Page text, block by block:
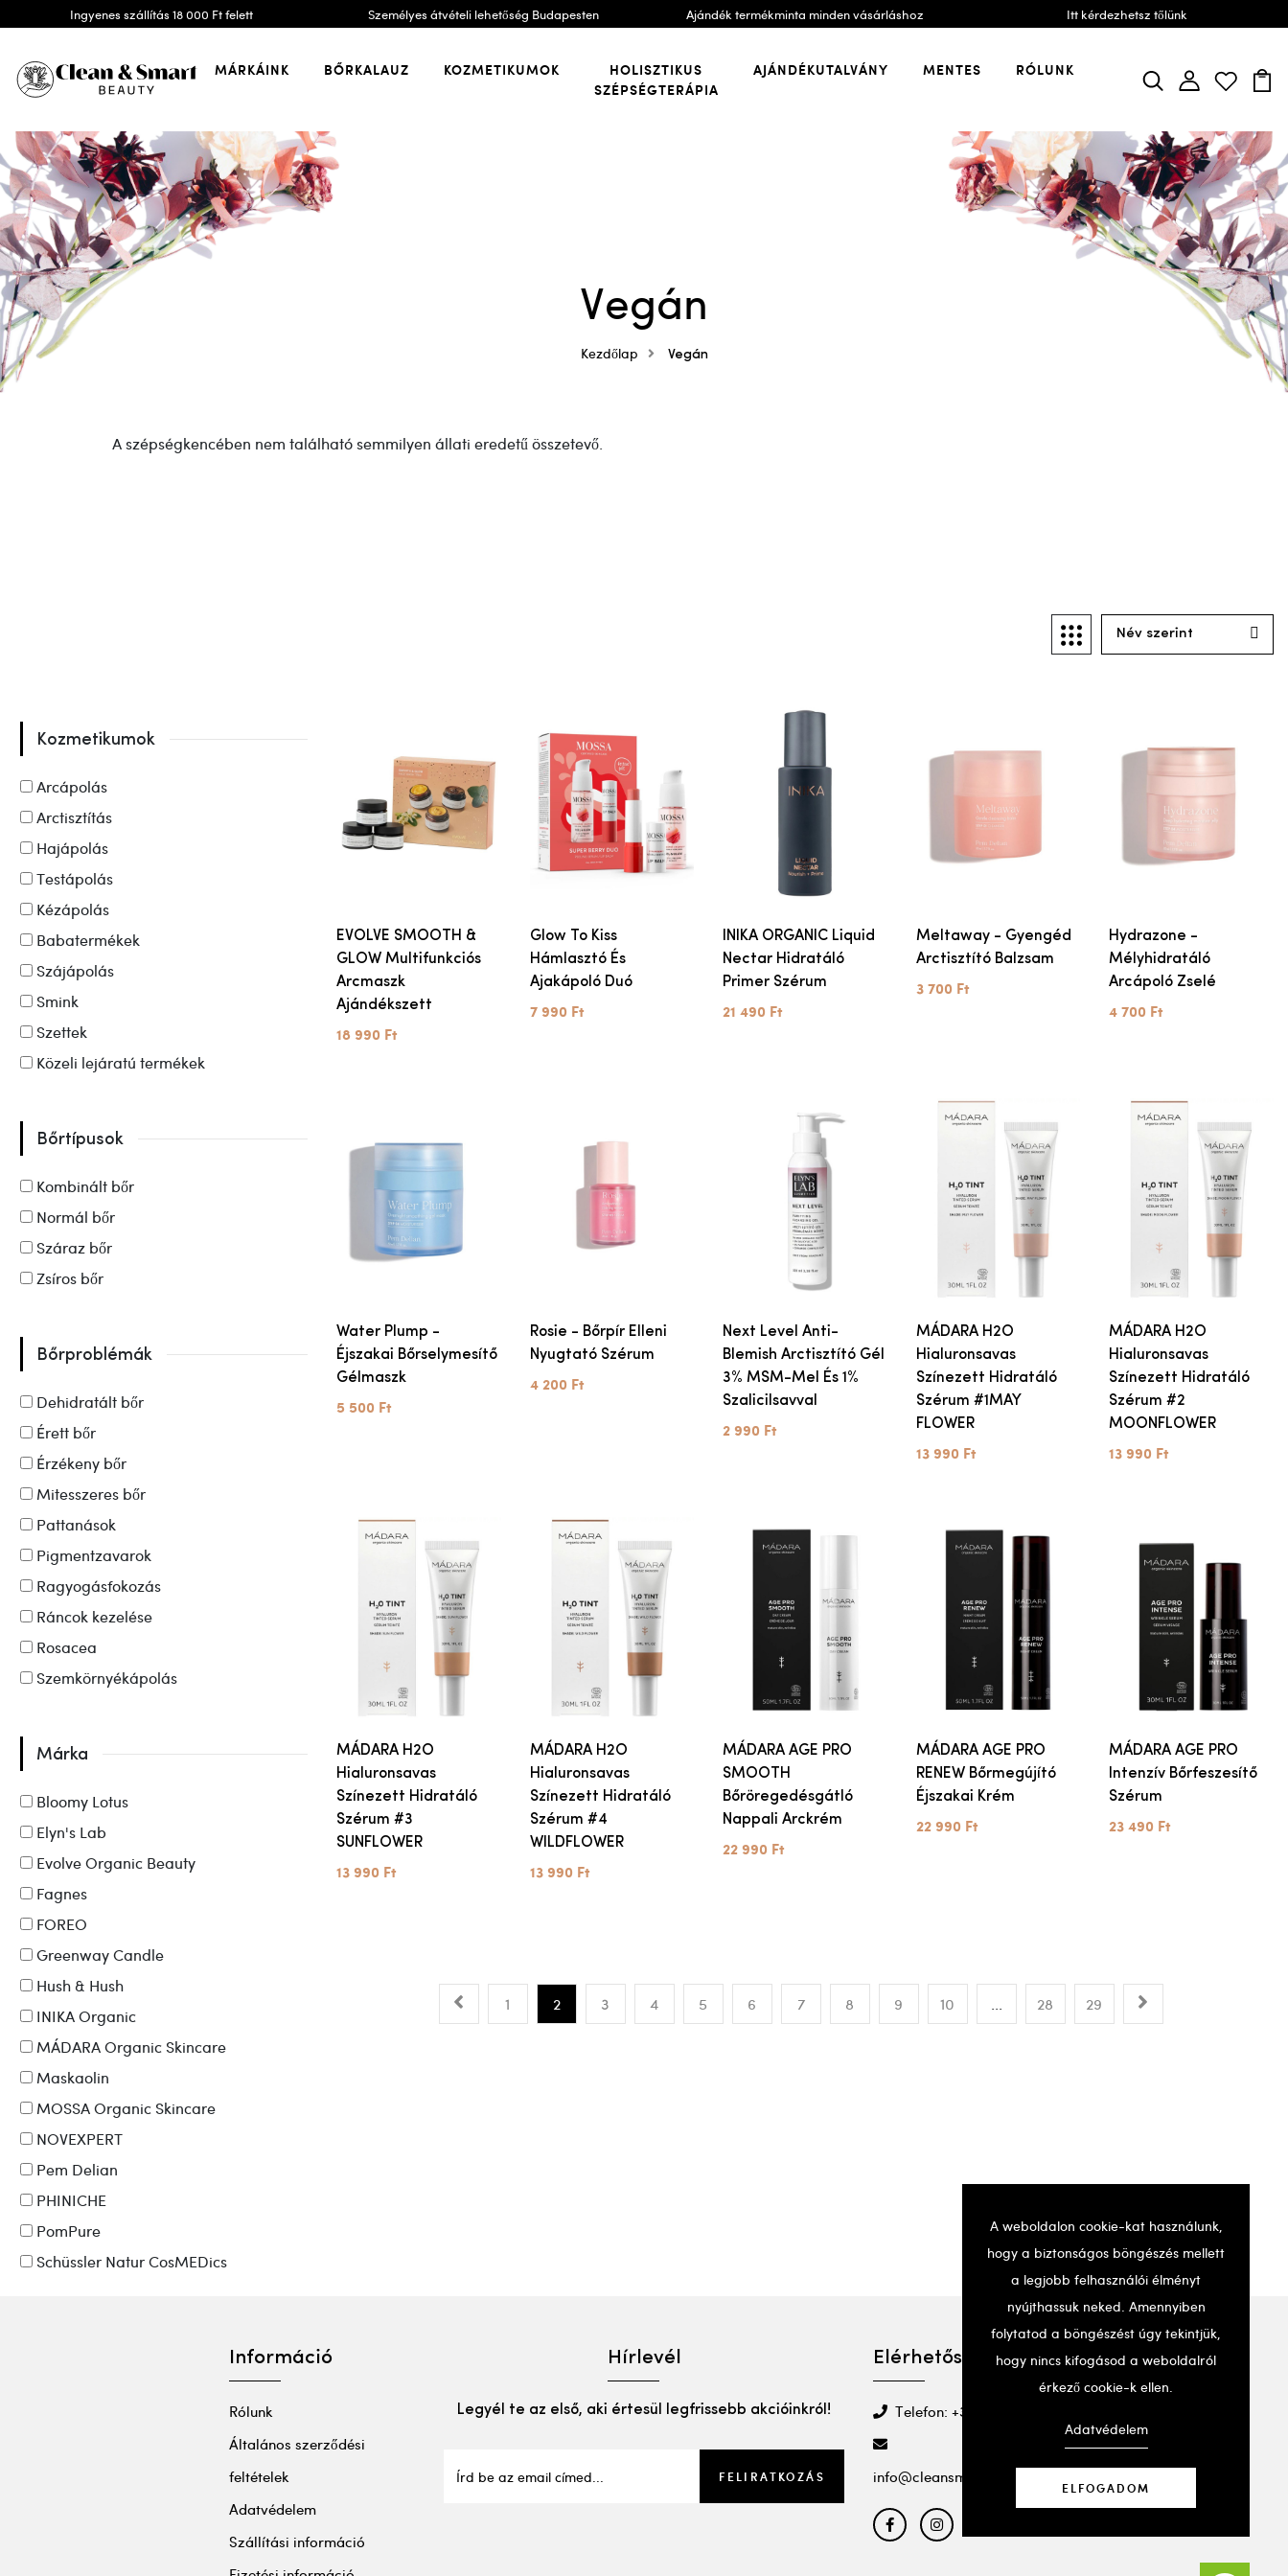
Ingyenes szállítás 18 000 Ft felett Személyes átvételi lehetőség Budapesten Ajándék termékminta minden vásárláshoz Itt kérdezhetsz tőlünk
MÁRKÁINK BŐRKALAUZ KOZMETIKUMOK
HOLISZTIKUS
SZÉPSÉGTERÁPIA
AJÁNDÉKUTALVÁNY MENTES RÓLUNK
Vegán
Kezdőlap Vegán
A szépségkencében nem található semmilyen állati eredetű összetevő.
Kozmetikumok
Arcápolás
Arctisztítás
Hajápolás
Testápolás
Kézápolás
Babatermékek
Szájápolás
Smink
Szettek
Közeli lejáratú termékek
Bőrtípusok
Kombinált bőr
Normál bőr
Száraz bőr
Zsíros bőr
Bőrproblémák
Dehidratált bőr
Érett bőr
Érzékeny bőr
Mitesszeres bőr
Pattanások
Pigmentzavarok
Ragyogásfokozás
Ráncok kezelése
Rosacea
Szemkörnyékápolás
Márka
Bloomy Lotus
Elyn's Lab
Evolve Organic Beauty
Fagnes
FOREO
Greenway Candle
Hush & Hush
INIKA Organic
MÁDARA Organic Skincare
Maskaolin
MOSSA Organic Skincare
NOVEXPERT
Pem Delian
PHINICHE
PomPure
Schüssler Natur CosMEDics
EVOLVE SMOOTH &
GLOW Multifunkciós
Arcmaszk
Ajándékszett
18 990 Ft
Glow To Kiss
Hámlasztó És
Ajakápoló Duó
7 990 Ft
INIKA ORGANIC Liquid
Nectar Hidratáló
Primer Szérum
21 490 Ft
Meltaway - Gyengéd
Arctisztító Balzsam
3 700 Ft
Hydrazone -
Mélyhidratáló
Arcápoló Zselé
4 700 Ft
Water Plump -
Éjszakai Bőrselymesítő
Gélmaszk
5 500 Ft
Rosie - Bőrpír Elleni
Nyugtató Szérum
4 200 Ft
Next Level Anti-
Blemish Arctisztító Gél
3% MSM-Mel És 1%
Szalicilsavval
2 990 Ft
MÁDARA H2O
Hialuronsavas
Színezett Hidratáló
Szérum #1MAY
FLOWER
13 990 Ft
MÁDARA H2O
Hialuronsavas
Színezett Hidratáló
Szérum #2
MOONFLOWER
13 990 Ft
MÁDARA H2O
Hialuronsavas
Színezett Hidratáló
Szérum #3
SUNFLOWER
13 990 Ft
MÁDARA H2O
Hialuronsavas
Színezett Hidratáló
Szérum #4
WILDFLOWER
13 990 Ft
MÁDARA AGE PRO
SMOOTH
Bőröregedésgátló
Nappali Arckrém
22 990 Ft
MÁDARA AGE PRO
RENEW Bőrmegújító
Éjszakai Krém
22 990 Ft
MÁDARA AGE PRO
Intenzív Bőrfeszesítő
Szérum
23 490 Ft
1 2 3 4 5 6 7 8 9 10 ... 28 29
Információ
Rólunk
Általános szerződési
feltételek
Adatvédelem
Szállítási információ
Hírlevél
Legyél te az első, aki értesül legfrissebb akcióinkról!
FELIRATKOZÁS
Elérhetőségek
Telefon: +36 20 501 2295
info@cleansmartbeauty.com
A weboldalon cookie-kat használunk,
hogy a biztonságos böngészés mellett
a legjobb felhasználói élményt
nyújthassuk neked. Amennyiben
folytatod a böngészést úgy tekintjük,
hogy nincs kifogásod a weboldalról
érkező cookie-k ellen.
Adatvédelem
ELFOGADOM